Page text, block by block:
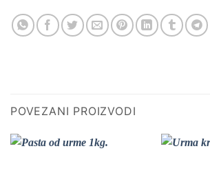
POVEZANI PROIZVODI